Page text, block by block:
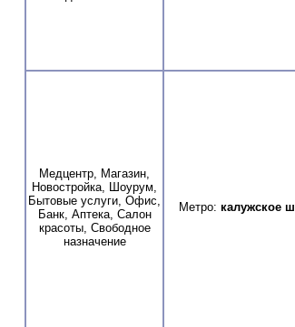
Медцентр, Магазин,
Новостройка, Шоурум,
Бытовые услуги, Офис,
Банк, Аптека, Салон
красоты, Свободное
назначение
Метро: калужское